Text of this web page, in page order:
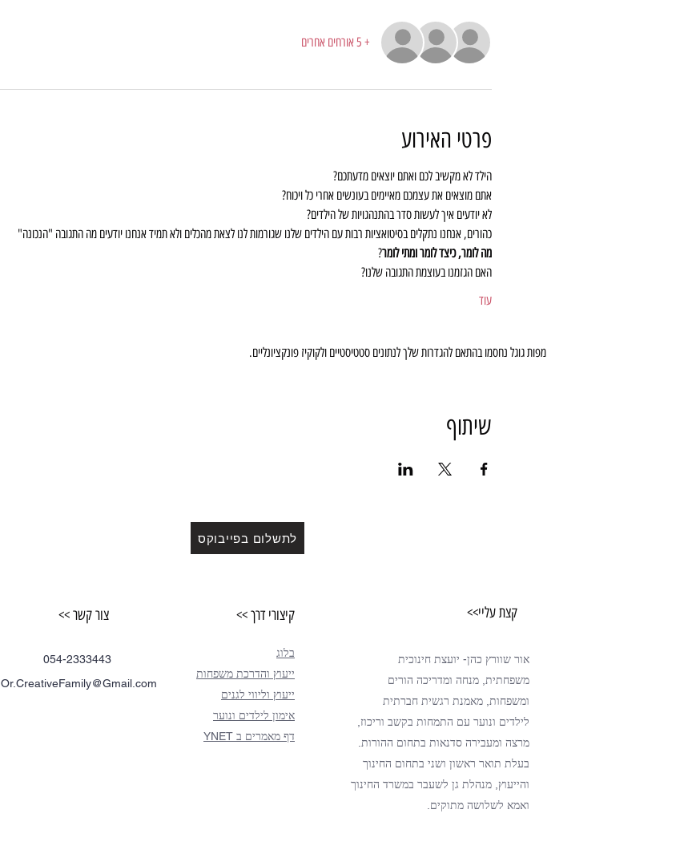
+ 5 אורחים אחרים
פרטי האירוע
הילד לא מקשיב לכם ואתם יוצאים מדעתכם?
אתם מוצאים את עצמכם מאיימים בעונשים אחרי כל ויכוח?
לא יודעים איך לעשות סדר בהתנהגויות של הילדים?
כהורים, אנחנו נתקלים בסיטואציות רבות עם הילדים שלנו שגורמות לנו לצאת מהכלים ולא תמיד אנחנו יודעים מה התגובה "הנכונה"
מה לומר, כיצד לומר ומתי לומר?
האם הגזמנו בעוצמת התגובה שלנו?
עוד
מפות גוגל נחסמו בהתאם להגדרות שלך לנתונים סטטיסטיים ולקוקיז פונקציונליים.
שיתוף
לתשלום בפייבוקס
צור קשר >>
054-2333443
Or.CreativeFamily@Gmail.com
קיצורי דרך >>
בלוג
ייעוץ והדרכת משפחות
ייעוץ וליווי לגנים
אימון לילדים ונוער
דף מאמרים ב YNET
קצת עליי>>
אור שוורץ כהן- יועצת חינוכית
משפחתית, מנחה ומדריכה הורים
ומשפחות, מאמנת רגשית חברתית
לילדים ונוער עם התמחות בקשב וריכוז,
מרצה ומעבירה סדנאות בתחום ההורות.
בעלת תואר ראשון ושני בתחום החינוך
והייעוץ, מנהלת גן לשעבר במשרד החינוך
ואמא לשלושה מתוקים.